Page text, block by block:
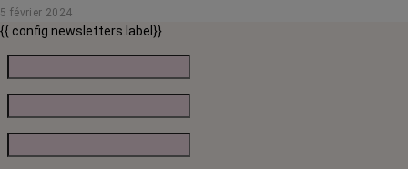
5 février 2024
{{ config.newsletters.label}}